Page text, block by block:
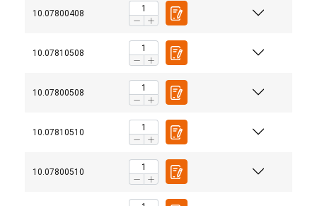
10.07800408
10.07810508
10.07800508
10.07810510
10.07800510